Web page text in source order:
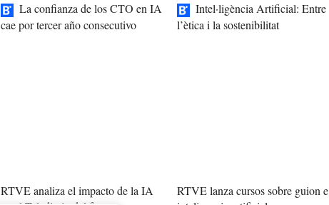
La confianza de los CTO en IA
cae por tercer año consecutivo
Intel·ligència Artificial: Entre
l’ètica i la sostenibilitat
RTVE analiza el impacto de la IA
RTVE lanza cursos sobre guion e